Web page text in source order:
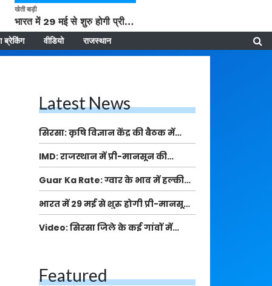
खेती बाड़ी
भारत में 29 मई से शुरु होगी प्री-मानसून बारिश, ECMWF विदेशी मौसम एजेंसी का पूर्वानुमान
ब्रेकिंग वीडियो राजस्थान
Latest News
सिरसा: कृषि विज्ञान केंद्र की बैठक में
फसल बीमा विधि कारण व कृषि उद्यमिता
बढ़ावा देने पर चर्चा
IMD: राजस्थान में प्री-मानसून की
सामान्य से 74% अधिक बारिश, दस्तक में
देरी और मानसून कमजोर रहेगा
Guar Ka Rate: ग्वार के भाव में हल्की
बढ़ोतरी, बढ़ सकता है बुवाई का रकबा
भारत में 29 मई से शुरु होगी प्री-मानसून
बारिश, ECMWF विदेशी मौसम एजेंसी का
पूर्वानुमान
Video: सिरसा जिले के कई गांवों में
Featured